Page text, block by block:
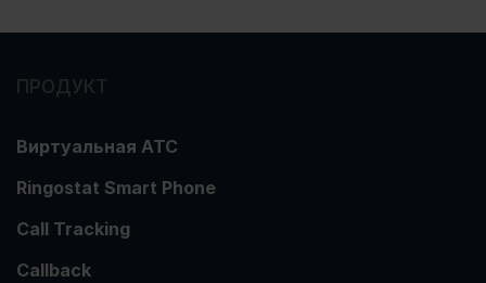
ПРОДУКТ
Виртуальная АТС
Ringostat Smart Phone
Call Tracking
Callback